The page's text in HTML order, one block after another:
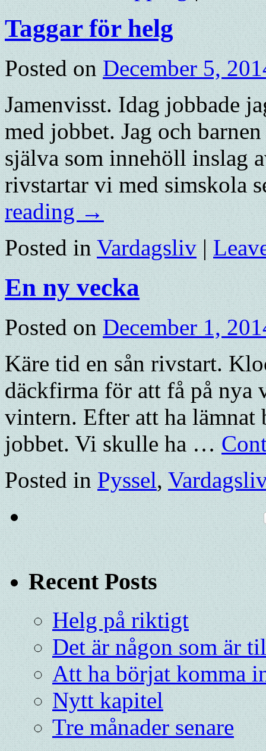
Taggar för helg
Posted on December 5,
Jamenvisst. Idag jobbade
med jobbet. Jag och
själva som innehöll inslag
rivstartar vi med simskola
reading→
Posted in Vardagsliv |
En ny vecka
Posted on December 1,
Käre tid en sån rivstart.
däckfirma för att få på nya
vintern. Efter att ha lämnat
jobbet. Vi skulle ha …
Posted in Pyssel,
Recent Posts
Helg på riktigt
Det är någon som är
Att ha börjat komma
Nytt kapitel
Tre månader senare